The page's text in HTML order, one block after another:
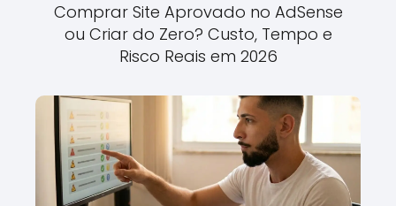
Comprar Site Aprovado no AdSense
ou Criar do Zero? Custo, Tempo e
Risco Reais em 2026